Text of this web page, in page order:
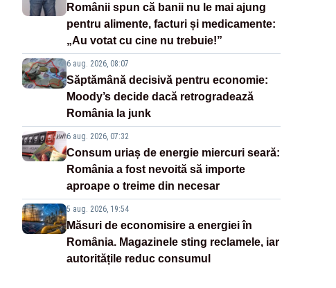
Românii spun că banii nu le mai ajung
pentru alimente, facturi și medicamente:
„Au votat cu cine nu trebuie!”
6 aug. 2026, 08:07
Săptămână decisivă pentru economie:
Moody’s decide dacă retrogradează
România la junk
6 aug. 2026, 07:32
Consum uriaș de energie miercuri seară:
România a fost nevoită să importe
aproape o treime din necesar
5 aug. 2026, 19:54
Măsuri de economisire a energiei în
România. Magazinele sting reclamele, iar
autoritățile reduc consumul